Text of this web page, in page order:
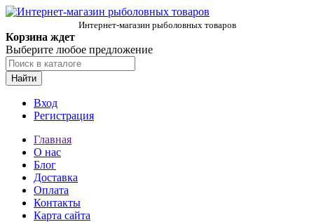
Интернет-магазин рыболовных товаров
Корзина ждет
Выберите любое предложение
Найти
Вход
Регистрация
Главная
О нас
Блог
Доставка
Оплата
Контакты
Карта сайта